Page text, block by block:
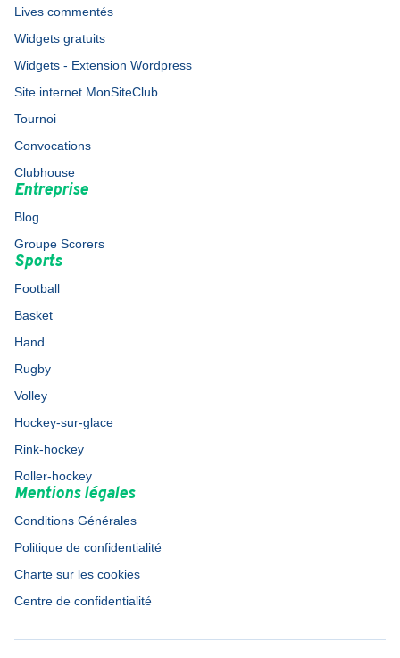
Lives commentés
Widgets gratuits
Widgets - Extension Wordpress
Site internet MonSiteClub
Tournoi
Convocations
Clubhouse
Entreprise
Blog
Groupe Scorers
Sports
Football
Basket
Hand
Rugby
Volley
Hockey-sur-glace
Rink-hockey
Roller-hockey
Mentions légales
Conditions Générales
Politique de confidentialité
Charte sur les cookies
Centre de confidentialité